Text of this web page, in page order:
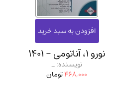
نورو 1، آناتومی - 1401
نویسنده: _
468,000تومان